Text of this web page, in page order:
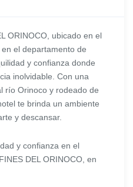
ORINOCO, ubicado en el
el departamento de
y confianza donde
inolvidable. Con una
río Orinoco y rodeado de
te brinda un ambiente
y descansar.
y confianza en el
DEL ORINOCO, en